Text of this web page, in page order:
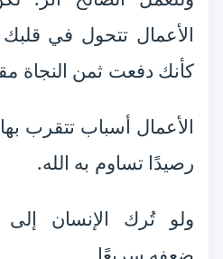
الأعمال تتحول في
كأنك دفعت ثمن النجاة
الأعمال أسباب تتقرب
رصيدًا تساوم به الله.
ولو تُرك الإنسان